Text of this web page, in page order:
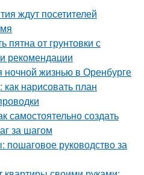
ждут посетителей
пятна от грунтовки с
рекомендации
ночной жизнью в Оренбурге
нарисовать план
самостоятельно создать
за шагом
руководство за